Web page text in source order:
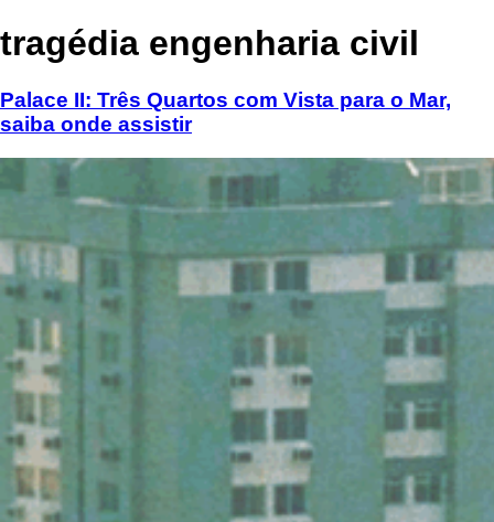
tragédia engenharia civil
Palace II: Três Quartos com Vista para o Mar,
saiba onde assistir